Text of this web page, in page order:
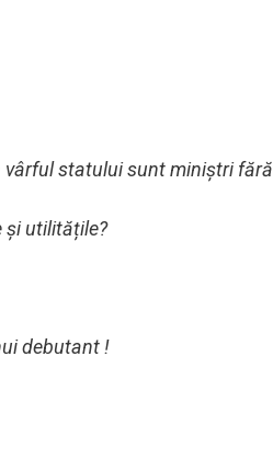
vârful statului sunt miniștri fără
și utilitățile?
debutant !